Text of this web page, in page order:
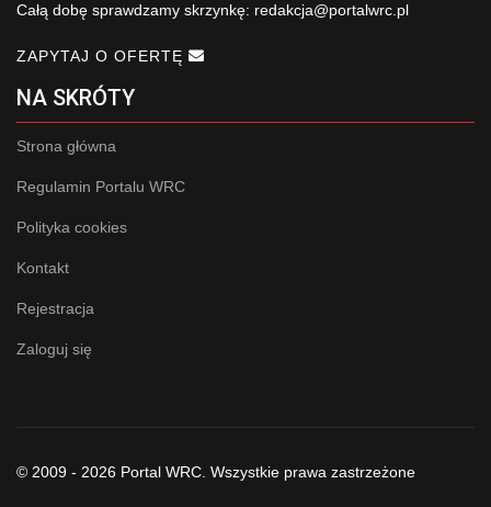
Całą dobę sprawdzamy skrzynkę: redakcja@portalwrc.pl
ZAPYTAJ O OFERTĘ
NA SKRÓTY
Strona główna
Regulamin Portalu WRC
Polityka cookies
Kontakt
Rejestracja
Zaloguj się
© 2009 - 2026 Portal WRC. Wszystkie prawa zastrzeżone